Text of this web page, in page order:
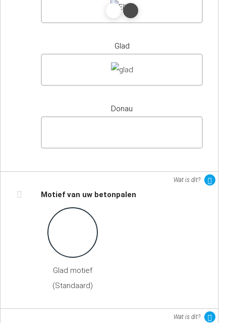
Glad
Donau
Wat is dit?
Motief van uw betonpalen
Glad motief
(Standaard)
Wat is dit?